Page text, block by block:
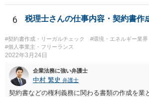
適用がある場合には、著しく低い下請代金を不
されますが、そうでない場合には、基本的には
ことになります。 恣意的な運用による報酬の
初の合意に基づき報酬額の支払いが認められる
ます。
6 税理士さんの仕事内容・契約書作
#契約書作成・リーガルチェック
#環境・エネルギー業界
#個人事業主・フリーランス
2022年3月24日
企業法務に強い弁護士
中村 繁史 弁護士
契約書などの権利義務に関わる書類の作成を業